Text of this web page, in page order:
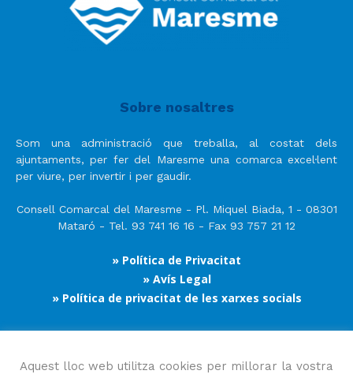
Sobre nosaltres
Som una administració que treballa, al costat dels
ajuntaments, per fer del Maresme una comarca excel·lent
per viure, per invertir i per gaudir.
Consell Comarcal del Maresme - Pl. Miquel Biada, 1 - 08301
Mataró - Tel. 93 741 16 16 - Fax 93 757 21 12
» Política de Privacitat
» Avís Legal
» Política de privacitat de les xarxes socials
Segueix-nos
Aquest lloc web utilitza cookies per millorar la vostra